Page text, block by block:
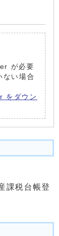
が必要
ない場合
をダウン
課税台帳登